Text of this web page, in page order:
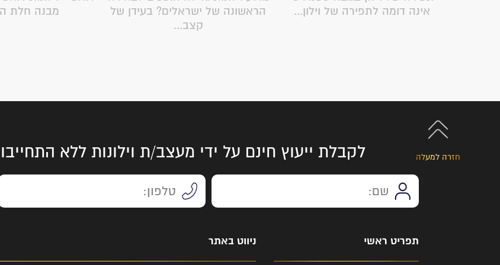
אינה דומה לתפירה של וילון...
הראשונה של ישראלים? בעידן של
קצב...
מבנה חלת
לקבלת ייעוץ חינם על ידי מעצב/ת וילונות ללא
תפריט ראשי ניווט באתר